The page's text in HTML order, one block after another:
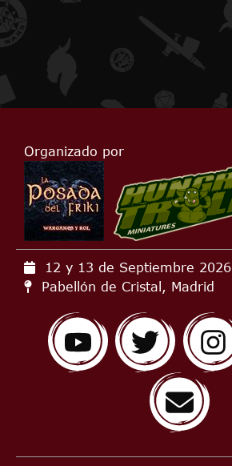
Organizado por
12 y 13 de Septiembre 2026
Pabellón de Cristal, Madrid